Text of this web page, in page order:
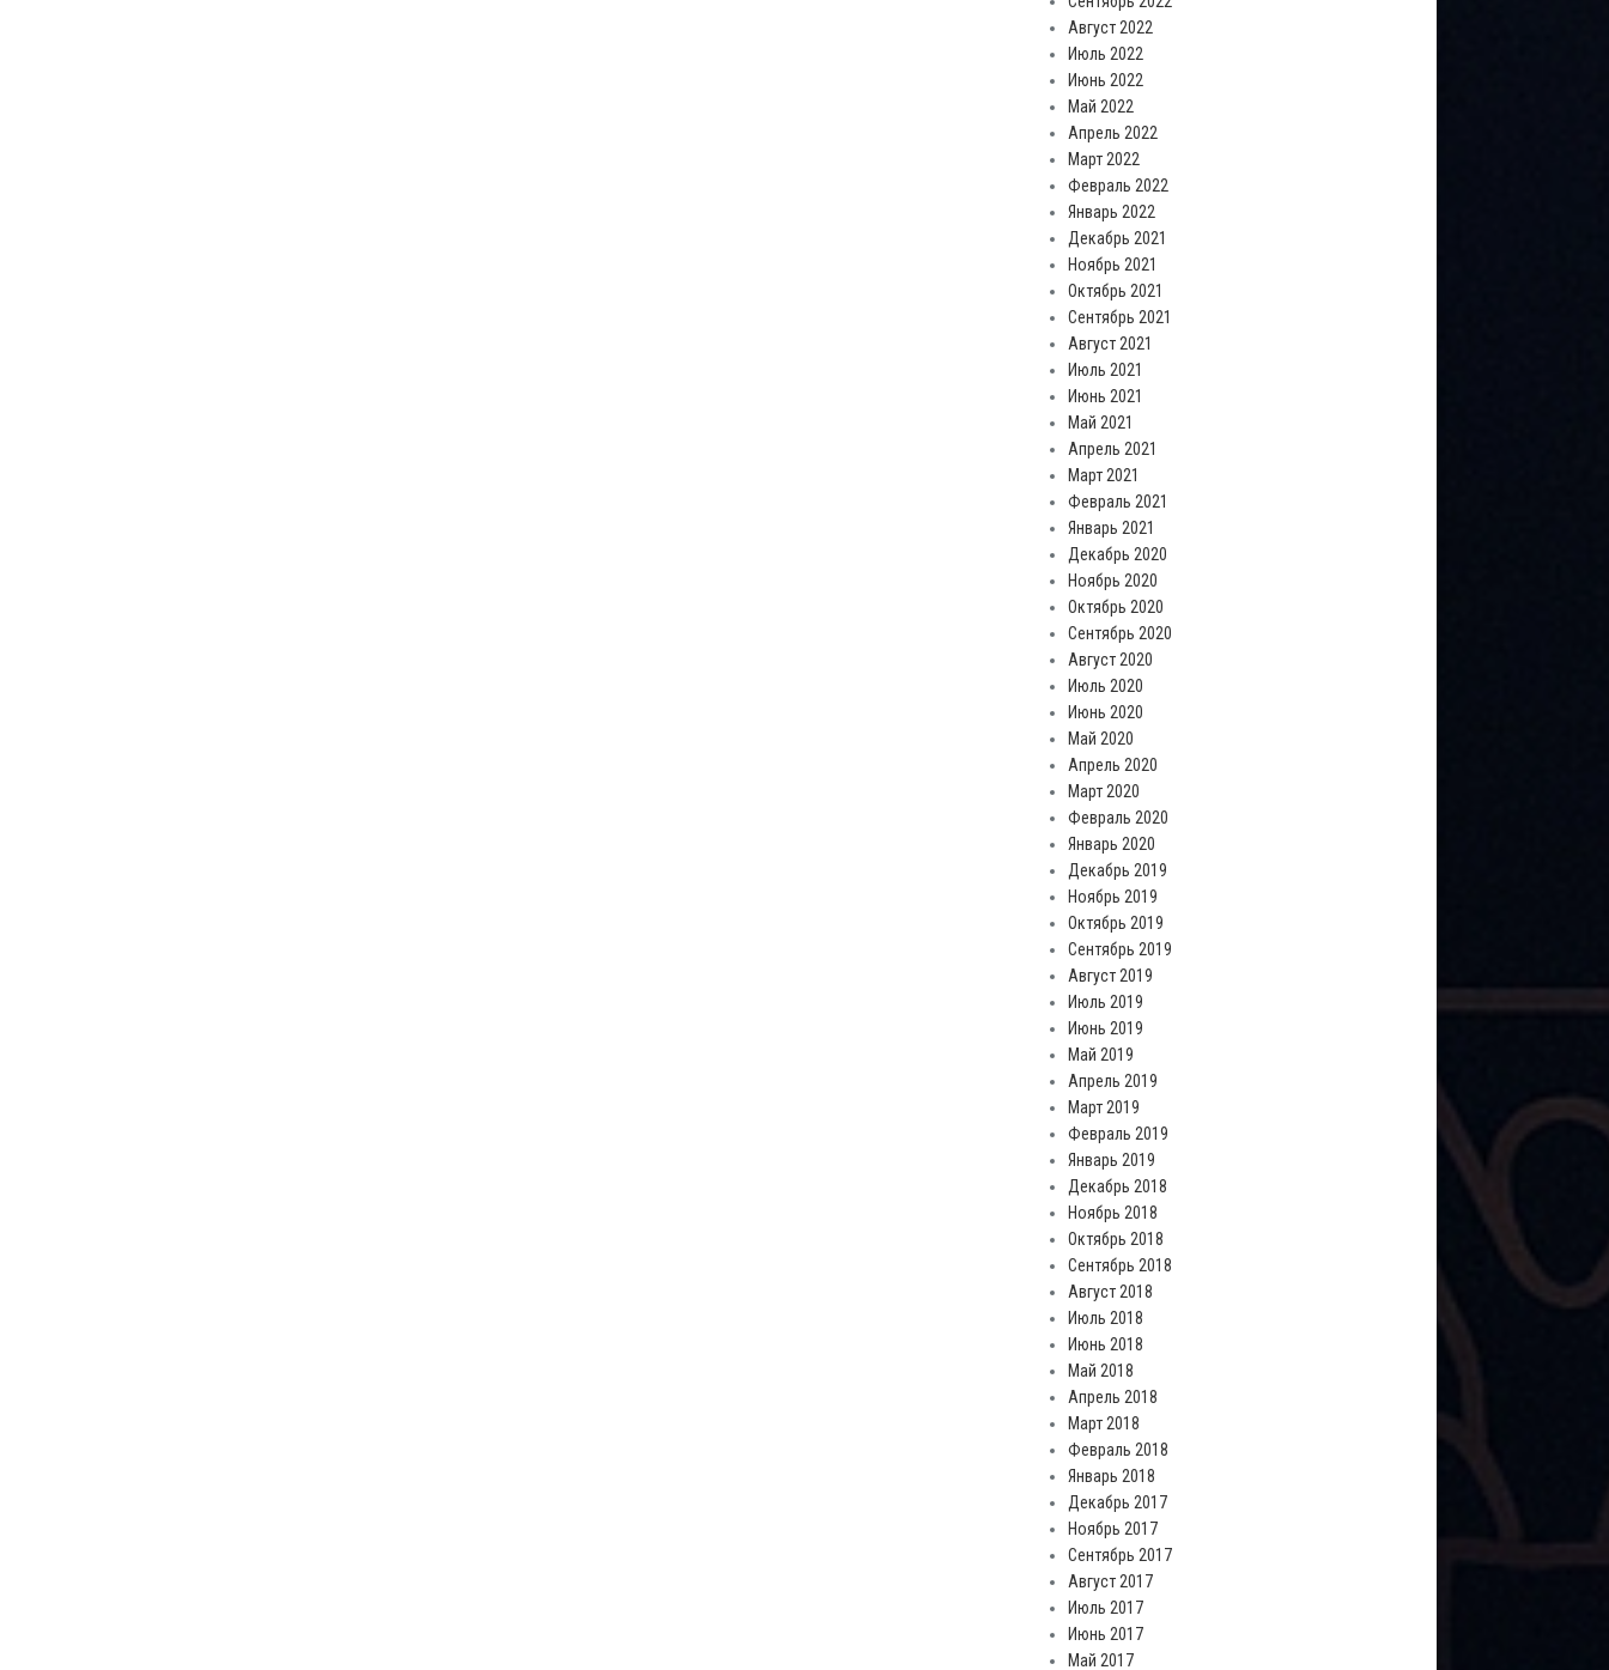
Август 2022
Июль 2022
Июнь 2022
Май 2022
Апрель 2022
Март 2022
Февраль 2022
Январь 2022
Декабрь 2021
Ноябрь 2021
Октябрь 2021
Сентябрь 2021
Август 2021
Июль 2021
Июнь 2021
Май 2021
Апрель 2021
Март 2021
Февраль 2021
Январь 2021
Декабрь 2020
Ноябрь 2020
Октябрь 2020
Сентябрь 2020
Август 2020
Июль 2020
Июнь 2020
Май 2020
Апрель 2020
Март 2020
Февраль 2020
Январь 2020
Декабрь 2019
Ноябрь 2019
Октябрь 2019
Сентябрь 2019
Август 2019
Июль 2019
Июнь 2019
Май 2019
Апрель 2019
Март 2019
Февраль 2019
Январь 2019
Декабрь 2018
Ноябрь 2018
Октябрь 2018
Сентябрь 2018
Август 2018
Июль 2018
Июнь 2018
Май 2018
Апрель 2018
Март 2018
Февраль 2018
Январь 2018
Декабрь 2017
Ноябрь 2017
Сентябрь 2017
Август 2017
Июль 2017
Июнь 2017
Май 2017